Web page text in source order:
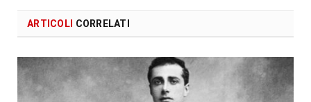
ARTICOLI CORRELATI